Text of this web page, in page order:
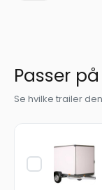
Passer på
Se hvilke trailer